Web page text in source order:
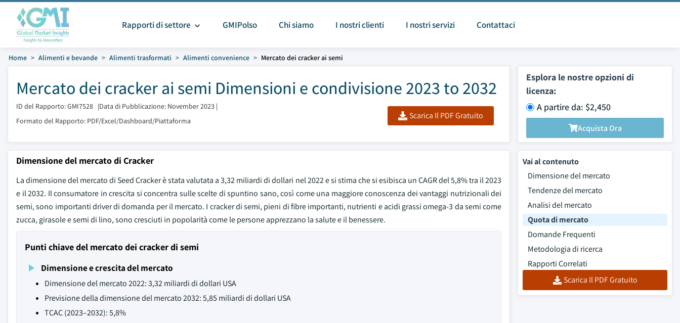
Rapporti di settore GMIPolso Chi siamo I nostri clienti I nostri servizi Contattaci
Home Alimenti e bevande Alimenti trasformati Alimenti convenience Mercato dei cracker ai semi
Mercato dei cracker ai semi Dimensioni e condivisione 2023 to 2032
ID del Rapporto: GMI7528 |Data di Pubblicazione: November 2023 |
Formato del Rapporto: PDF/Excel/Dashboard/Piattaforma
Scarica Il PDF Gratuito
Esplora le nostre opzioni di
licenza:
A partire da: $2,450
Acquista Ora
Dimensione del mercato di Cracker
La dimensione del mercato di Seed Cracker è stata valutata a 3,32 miliardi di dollari nel 2022 e si stima che si esibisca un CAGR del 5,8% tra il 2023
e il 2032. Il consumatore in crescita si concentra sulle scelte di spuntino sano, così come una maggiore conoscenza dei vantaggi nutrizionali dei
semi, sono importanti driver di domanda per il mercato. I cracker di semi, pieni di fibre importanti, nutrienti e acidi grassi omega-3 da semi come
zucca, girasole e semi di lino, sono cresciuti in popolarità come le persone apprezzano la salute e il benessere.
Punti chiave del mercato dei cracker di semi
Dimensione e crescita del mercato
Dimensione del mercato 2022: 3,32 miliardi di dollari USA
Previsione della dimensione del mercato 2032: 5,85 miliardi di dollari USA
TCAC (2023–2032): 5,8%
Vai al contenuto
Dimensione del mercato
Tendenze del mercato
Analisi del mercato
Quota di mercato
Domande Frequenti
Metodologia di ricerca
Rapporti Correlati
Scarica Il PDF Gratuito